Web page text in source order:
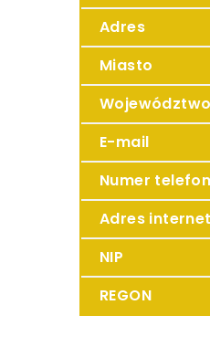
Adres
Miasto
Województwo
E-mail
Numer
Adres
NIP
REGON